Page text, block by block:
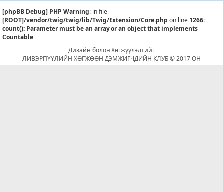
[phpBB Debug] PHP Warning: in file
[ROOT]/vendor/twig/twig/lib/Twig/Extension/Core.php on line 1266:
count(): Parameter must be an array or an object that implements
Countable
Дизайн болон Хөгжүүлэлтийг
ЛИВЭРПҮҮЛИЙН ХӨГЖӨӨН ДЭМЖИГЧДИЙН КЛУБ © 2017 ОН